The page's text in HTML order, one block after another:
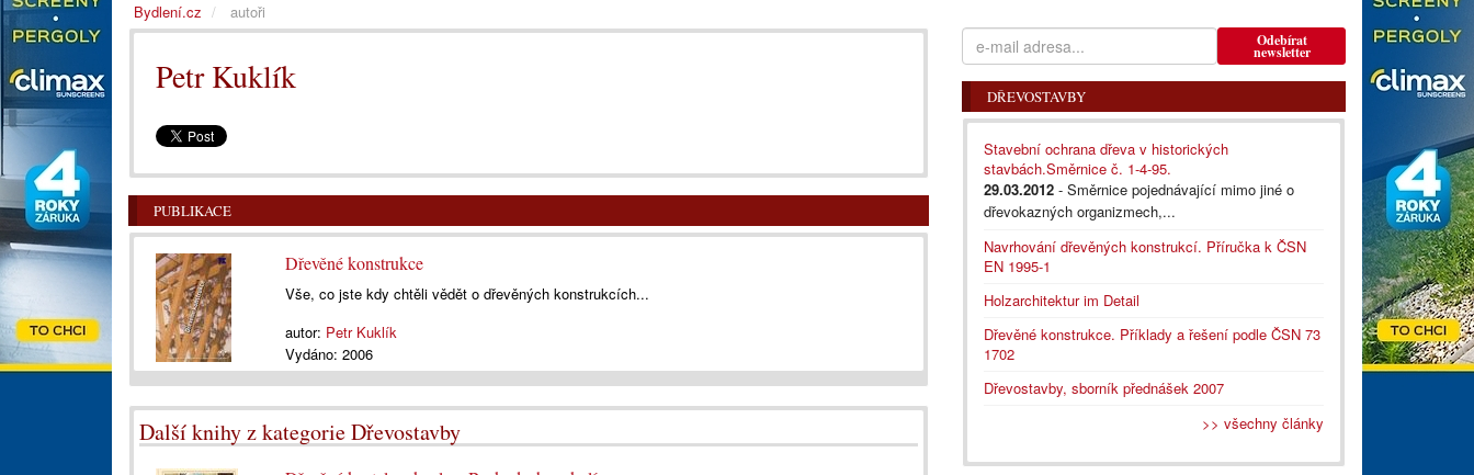
Petr Kuklík
PUBLIKACE
Dřevěné konstrukce
Vše, co jste kdy chtěli vědět o dřevěných konstrukcích...
autor: Petr Kuklík
Vydáno: 2006
Další knihy z kategorie Dřevostavby
Odebírat
newsletter
DŘEVOSTAVBY
Stavební ochrana dřeva v historických
stavbách.Směrnice č. 1-4-95.
29.03.2012 - Směrnice pojednávající mimo jiné o
dřevokazných organizmech,...
Navrhování dřevěných konstrukcí. Příručka k ČSN
EN 1995-1
Holzarchitektur im Detail
Dřevěné konstrukce. Příklady a řešení podle ČSN 73
1702
Dřevostavby, sborník přednášek 2007
>> všechny články
Bydlení.cz autoři